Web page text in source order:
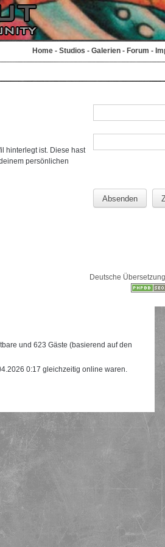
Home - Studios - Galerien - Forum -
hinterlegt ist. Diese hast
persönlichen
Deutsche
und 623 Gäste (basierend auf den
0:17 gleichzeitig online waren.